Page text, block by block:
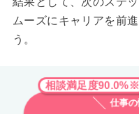
ムーズにキャリアを前
う。
相談満足度90.0%※
仕事